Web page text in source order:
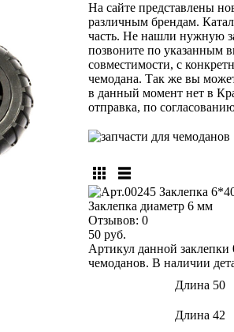
На сайте представлены
различным брендам.
часть. Не нашли нужную
позвоните по указанным
совместимости, с
чемодана. Так же вы
в данный момент нет в
отправка, по
Заклепка диаметр 6 мм
Отзывов: 0
50 руб.
Артикул данной
чемоданов. В наличии
Длина 50
Длина 42